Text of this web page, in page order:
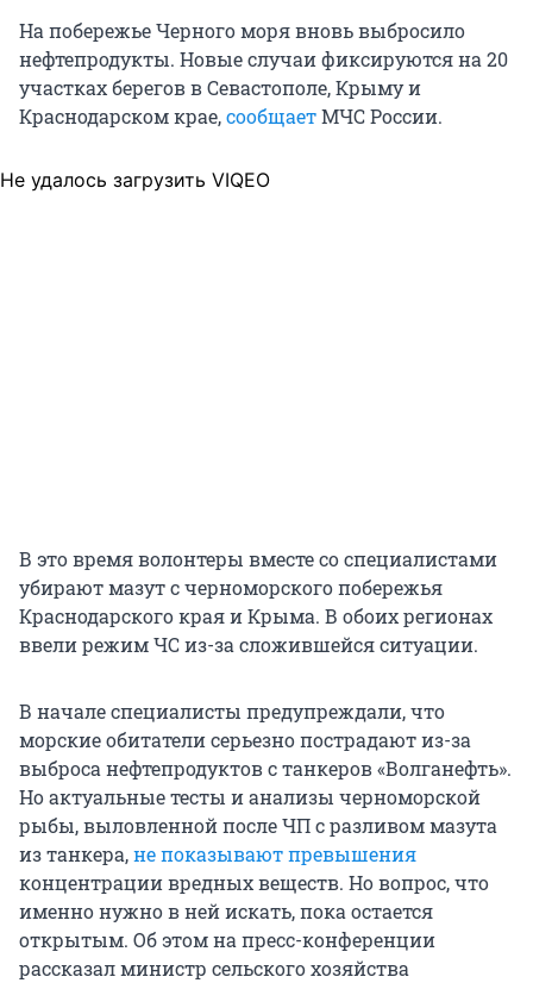
На побережье Черного моря вновь выбросило
нефтепродукты. Новые случаи фиксируются на 20
участках берегов в Севастополе, Крыму и
Краснодарском крае,сообщаетМЧС России.
Не удалось загрузить VIQEO
В это время волонтеры вместе со специалистами
убирают мазут с черноморского побережья
Краснодарского края и Крыма. В обоих регионах
ввели режим ЧС из-за сложившейся ситуации.
В начале специалисты предупреждали, что
морские обитатели серьезно пострадают из-за
выброса нефтепродуктов с танкеров «Волганефть».
Но актуальные тесты и анализы черноморской
рыбы, выловленной после ЧП с разливом мазута
из танкера,не показывают превышения
концентрации вредных веществ. Но вопрос, что
именно нужно в ней искать, пока остается
открытым. Об этом на пресс-конференции
рассказал министр сельского хозяйства